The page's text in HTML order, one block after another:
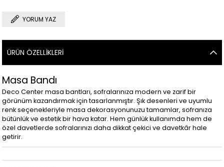
YORUM YAZ
ÜRÜN ÖZELLIKLERI
Masa Bandı
Deco Center masa bantları, sofralarınıza modern ve zarif bir
görünüm kazandırmak için tasarlanmıştır. Şık desenleri ve uyumlu
renk seçenekleriyle masa dekorasyonunuzu tamamlar, sofranıza
bütünlük ve estetik bir hava katar. Hem günlük kullanımda hem de
özel davetlerde sofralarınızı daha dikkat çekici ve davetkâr hale
getirir.